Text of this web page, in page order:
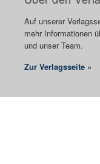
Auf unserer
mehr Informationen
und unser Team.
Zur Verlagsseite »